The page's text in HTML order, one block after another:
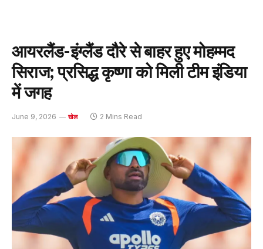
आयरलैंड-इंग्लैंड दौरे से बाहर हुए मोहम्मद
सिराज; प्रसिद्ध कृष्णा को मिली टीम इंडिया
में जगह
June 9, 2026 खेल 2 Mins Read